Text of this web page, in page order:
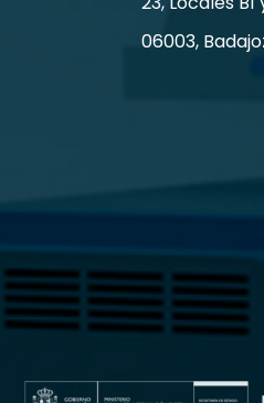
06003,